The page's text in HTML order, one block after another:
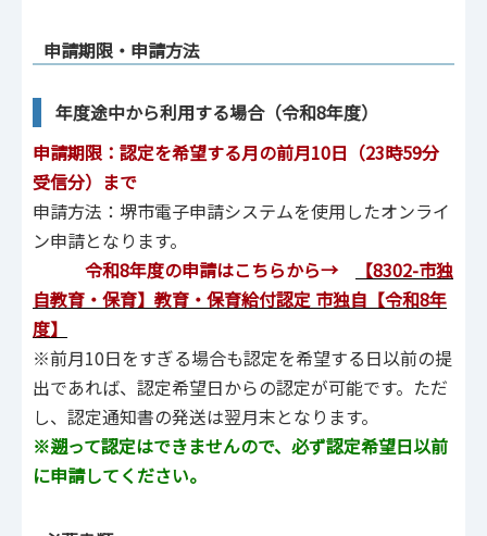
申請期限・申請方法
年度途中から利用する場合（令和8年度）
申請期限：認定を希望する月の前月10日（23時59分
受信分）まで
申請方法：堺市電子申請システムを使用したオンライ
ン申請となります。
令和8年度の申請はこちらから→
【8302-市独
自教育・保育】教育・保育給付認定 市独自【令和8年
度】
※前月10日をすぎる場合も認定を希望する日以前の提
出であれば、認定希望日からの認定が可能です。ただ
し、認定通知書の発送は翌月末となります。
※遡って認定はできませんので、必ず認定希望日以前
に申請してください。